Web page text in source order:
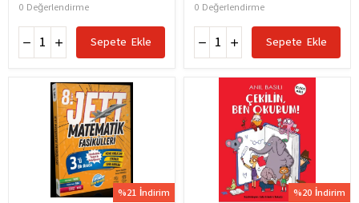
0 Değerlendirme
Sepete Ekle
0 Değerlendirme
Sepete Ekle
%21 İndirim %20 İndirim